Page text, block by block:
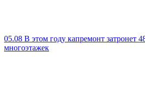
05.08 В этом году капремонт затронет
многоэтажек